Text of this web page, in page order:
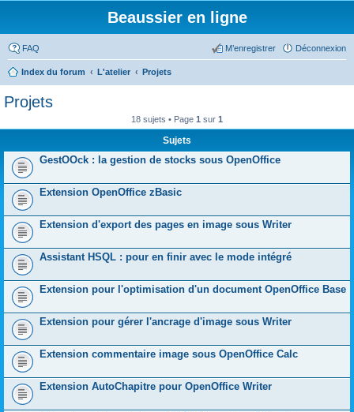
Beaussier en ligne
FAQ Déconnexion
M’enregistrer
Index du forum L'atelier Projets
Projets
18 sujets • Page 1 sur 1
Sujets
GestOOck : la gestion de stocks sous OpenOffice
Extension OpenOffice zBasic
Extension d'export des pages en image sous Writer
Assistant HSQL : pour en finir avec le mode intégré
Extension pour l'optimisation d'un document OpenOffice Base
Extension pour gérer l'ancrage d'image sous Writer
Extension commentaire image sous OpenOffice Calc
Extension AutoChapitre pour OpenOffice Writer